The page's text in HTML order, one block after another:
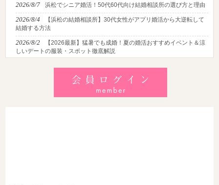
2026/8/7 浜松でシニア婚活！50代60代向け結婚相談所の選び方と理由
2026/8/4
【浜松の結婚相談所】30代女性がアプリ婚活から大逆転して
結婚する方法
2026/8/2
【2026最新】猛暑でも成婚！夏の婚活おすすめイベント＆涼
しいデートの服装・スポット徹底解説
後半・40代からの大人の成婚術
【浜松】30代・40代男性で「モテない男」の共通点とは？
地元の婚活女子が避けるNGな特徴3選